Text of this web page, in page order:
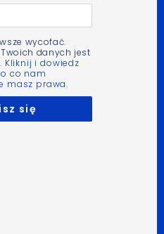
wycofać.
danych jest
Kliknij i dowiedz
co nam
masz prawa.